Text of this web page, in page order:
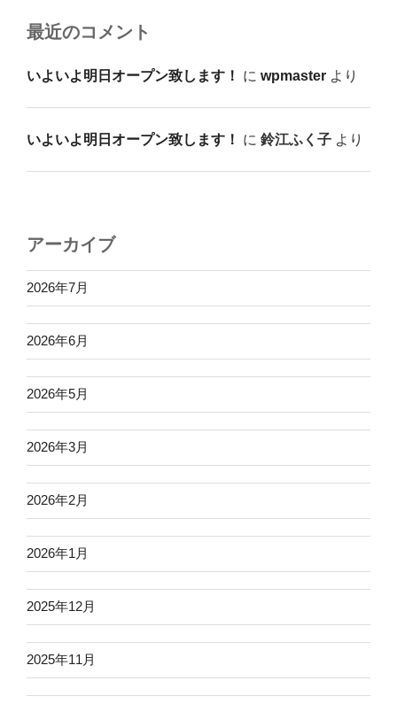
最近のコメント
いよいよ明日オープン致します！ に wpmaster より
いよいよ明日オープン致します！ に 鈴江ふく子 より
アーカイブ
2026年7月
2026年6月
2026年5月
2026年3月
2026年2月
2026年1月
2025年12月
2025年11月